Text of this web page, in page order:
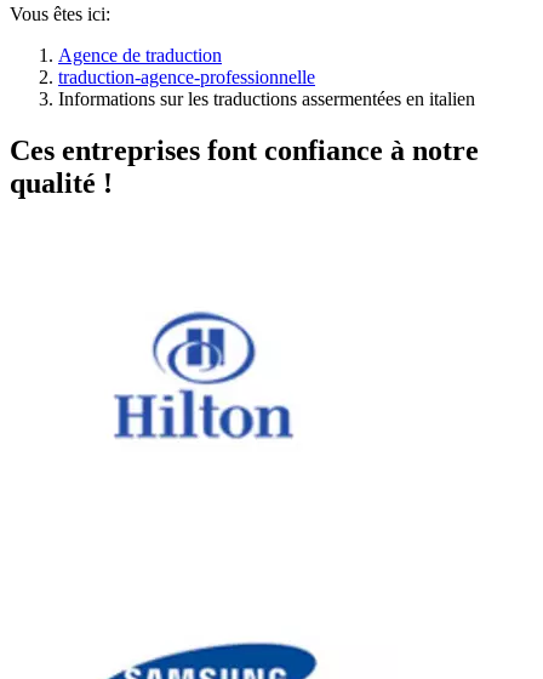
Vous êtes ici:
Agence de traduction
traduction-agence-professionnelle
Informations sur les traductions assermentées en italien
Ces entreprises font confiance à notre
qualité !